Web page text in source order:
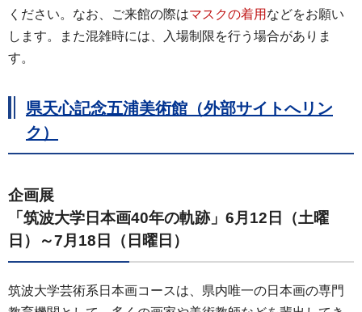
ください。なお、ご来館の際はマスクの着用 などをお願い
します。また混雑時には、入場制限を行う場合がありま
す。
県天心記念五浦美術館（外部サイトへリン
ク）
企画展
「筑波大学日本画40年の軌跡」6月12日（土曜
日）～7月18日（日曜日）
筑波大学芸術系日本画コースは、県内唯一の日本画の専門